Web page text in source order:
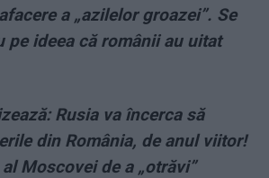
a „azilelor groazei”. Se
pe ideea că românii au uitat
Rusia va încerca să
din România, de anul viitor!
Moscovei de a „otrăvi”